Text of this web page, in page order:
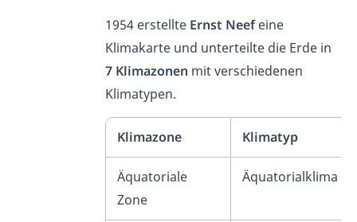
1954 erstellte Ernst Neefeine
Klimakarte und unterteilte die Erde in
7 Klimazonen mit verschiedenen
Klimatypen.
Klimazone Klimatyp
Äquatoriale
Zone
Äquatorialklima